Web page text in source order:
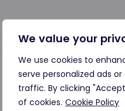
We value your
We use cookies to
serve personalized ads
traffic. By clicking
of cookies. Cookie Policy